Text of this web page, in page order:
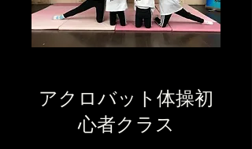
アクロバット体操初
心者クラス